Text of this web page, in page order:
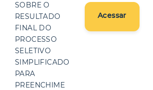
SOBRE O
RESULTADO
FINAL DO
PROCESSO
SELETIVO
SIMPLIFICADO
PARA
PREENCHIME
Acessar